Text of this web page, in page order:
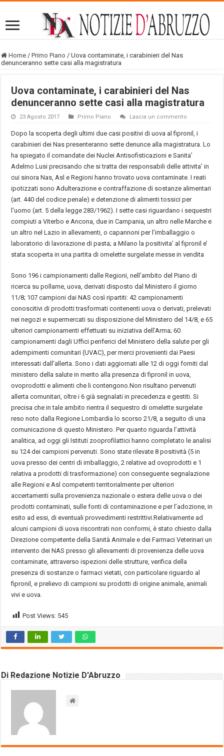
Home / Primo Piano / Uova contaminate, i carabinieri del Nas
denunceranno sette casi alla magistratura
Uova contaminate, i carabinieri del Nas
denunceranno sette casi alla magistratura
23 Agosto 2017 Primo Piano Lascia un commento
Dopo la scoperta degli ultimi due casi positivi di uova al fipronil, i
carabinieri dei Nas presenteranno sette denunce alla magistratura. Lo
ha spiegato il comandate dei Nuclei Antisofisticazioni e Sanita’
Adelmo Lusi precisando che si tratta dei responsabili delle attivita’ in
cui sinora Nas, Asl e Regioni hanno trovato uova contaminate. I reati
ipotizzati sono Adulterazione e contraffazione di sostanze alimentari
(art. 440 del codice penale) e detenzione di alimenti tossici per
l’uomo (art. 5 della legge 283/1962). I sette casi riguardano i sequestri
compiuti a Viterbo e Ancona, due in Campania, un altro nelle Marche e
un altro nel Lazio in allevamenti, o capannoni per l’imballaggio o
laboratorio di lavorazione di pasta; a Milano la positivita’ al fipronil e’
stata scoperta in una partita di omelette surgelate messe in vendita
Sono 196 i campionamenti dalle Regioni, nell’ambito del Piano di
ricerca su pollame, uova, derivati disposto dal Ministero il giorno
11/8; 107 campioni dai NAS così ripartiti: 42 campionamenti
conoscitivi di prodotti trasformati contenenti uova o derivati, prelevati
nei negozi e supermercati su disposizione del Ministero del 14/8, e 65
ulteriori campionamenti effettuati su iniziativa dell’Arma; 60
campionamenti dagli Uffici periferici del Ministero della salute per gli
adempimenti comunitari (UVAC), per merci provenienti dai Paesi
interessati dall’allerta. Sono i dati aggiornati alle 12 di oggi forniti dal
ministero della salute in merito alla presenza di fipronil in uova,
ovoprodotti e alimenti che li contengono.Non risultano pervenuti
allerta comunitari, oltre i 6 già segnalati in precedenza e gestiti. Si
precisa che in tale ambito rientra il sequestro di omelette surgelate
reso noto dalla Regione Lombardia lo scorso 21/8, a seguito di una
comunicazione di questo Ministero. Per quanto riguarda l’attività
analitica, ad oggi gli Istituti zooprofilattici hanno completato le analisi
su 124 dei campioni pervenuti. Sono state rilevate 8 positività (5 in
uova presso dei centri di imballaggio, 2 relative ad ovoprodotti e 1
relativa a prodotti di trasformazione) con conseguente segnalazione
alle Regioni e Asl competenti territorialmente per ulteriori
accertamenti sulla provenienza nazionale o estera delle uova o dei
prodotti contaminati, sulle fonti di contaminazione e per l’adozione, in
esito ad essi, di eventuali provvedimenti restrittivi.Relativamente ad
alcuni campioni di uova riscontrati non conformi, è stato chiesto dalla
Direzione competente della Sanità Animale e dei Farmaci Veterinari un
intervento dei NAS presso gli allevamenti di provenienza delle uova
contaminate, attraverso ispezioni delle strutture, verifica della
presenza di sostanze o farmaci vietati, con particolare riguardo al
fipronil, e prelievo di campioni su prodotti di origine animale, animali
vivi e uova.
Post Views: 545
Di Redazione Notizie D'Abruzzo